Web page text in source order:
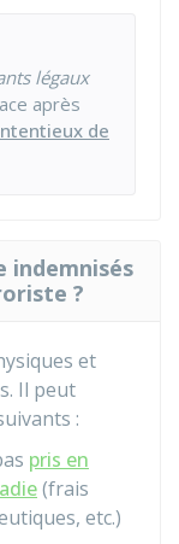
légaux
après
de
indemnisés
?
et
Il peut
:
pris en
(frais
etc.)